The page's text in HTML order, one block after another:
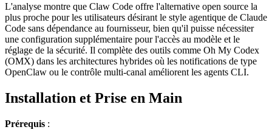
L'analyse montre que Claw Code offre l'alternative open source la
plus proche pour les utilisateurs désirant le style agentique de Claude
Code sans dépendance au fournisseur, bien qu'il puisse nécessiter
une configuration supplémentaire pour l'accès au modèle et le
réglage de la sécurité. Il complète des outils comme Oh My Codex
(OMX) dans les architectures hybrides où les notifications de type
OpenClaw ou le contrôle multi-canal améliorent les agents CLI.
Installation et Prise en Main
Prérequis :